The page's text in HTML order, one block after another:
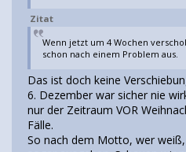
Zitat
Wenn jetzt um 4 Wochen
schon nach einem Problem aus.
Das ist doch keine
6. Dezember war sicher nie
nur der Zeitraum VOR
Fälle.
So nach dem Motto, wer